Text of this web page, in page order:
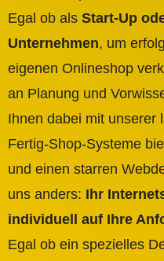
Egal ob als Start-Up
Unternehmen, um
eigenen Onlineshop
an Planung und
Ihnen dabei mit unserer
Fertig-Shop-Systeme
und einen starren
uns anders: Ihr
individuell auf Ihre
Egal ob ein spezielles